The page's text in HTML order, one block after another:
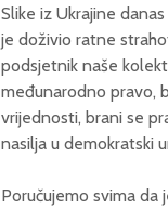
Slike iz Ukrajine
je doživio ratne
podsjetnik naše
međunarodno pravo,
vrijednosti, brani se
nasilja u demokratski
Poručujemo svima